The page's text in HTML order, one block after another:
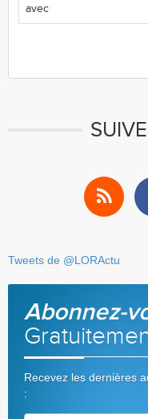
avec
Tweets de @LORActu
Abonnez-
Recevez les dernières
: